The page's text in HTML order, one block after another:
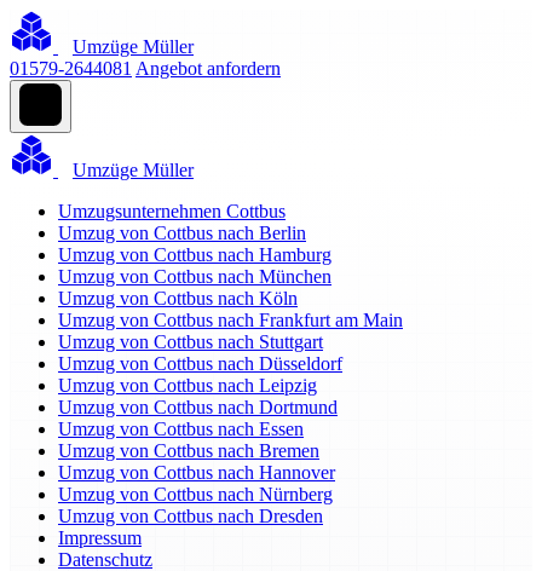
Umzüge Müller
01579-2644081 Angebot anfordern
Umzüge Müller
Umzugsunternehmen Cottbus
Umzug von Cottbus nach Berlin
Umzug von Cottbus nach Hamburg
Umzug von Cottbus nach München
Umzug von Cottbus nach Köln
Umzug von Cottbus nach Frankfurt am Main
Umzug von Cottbus nach Stuttgart
Umzug von Cottbus nach Düsseldorf
Umzug von Cottbus nach Leipzig
Umzug von Cottbus nach Dortmund
Umzug von Cottbus nach Essen
Umzug von Cottbus nach Bremen
Umzug von Cottbus nach Hannover
Umzug von Cottbus nach Nürnberg
Umzug von Cottbus nach Dresden
Impressum
Datenschutz